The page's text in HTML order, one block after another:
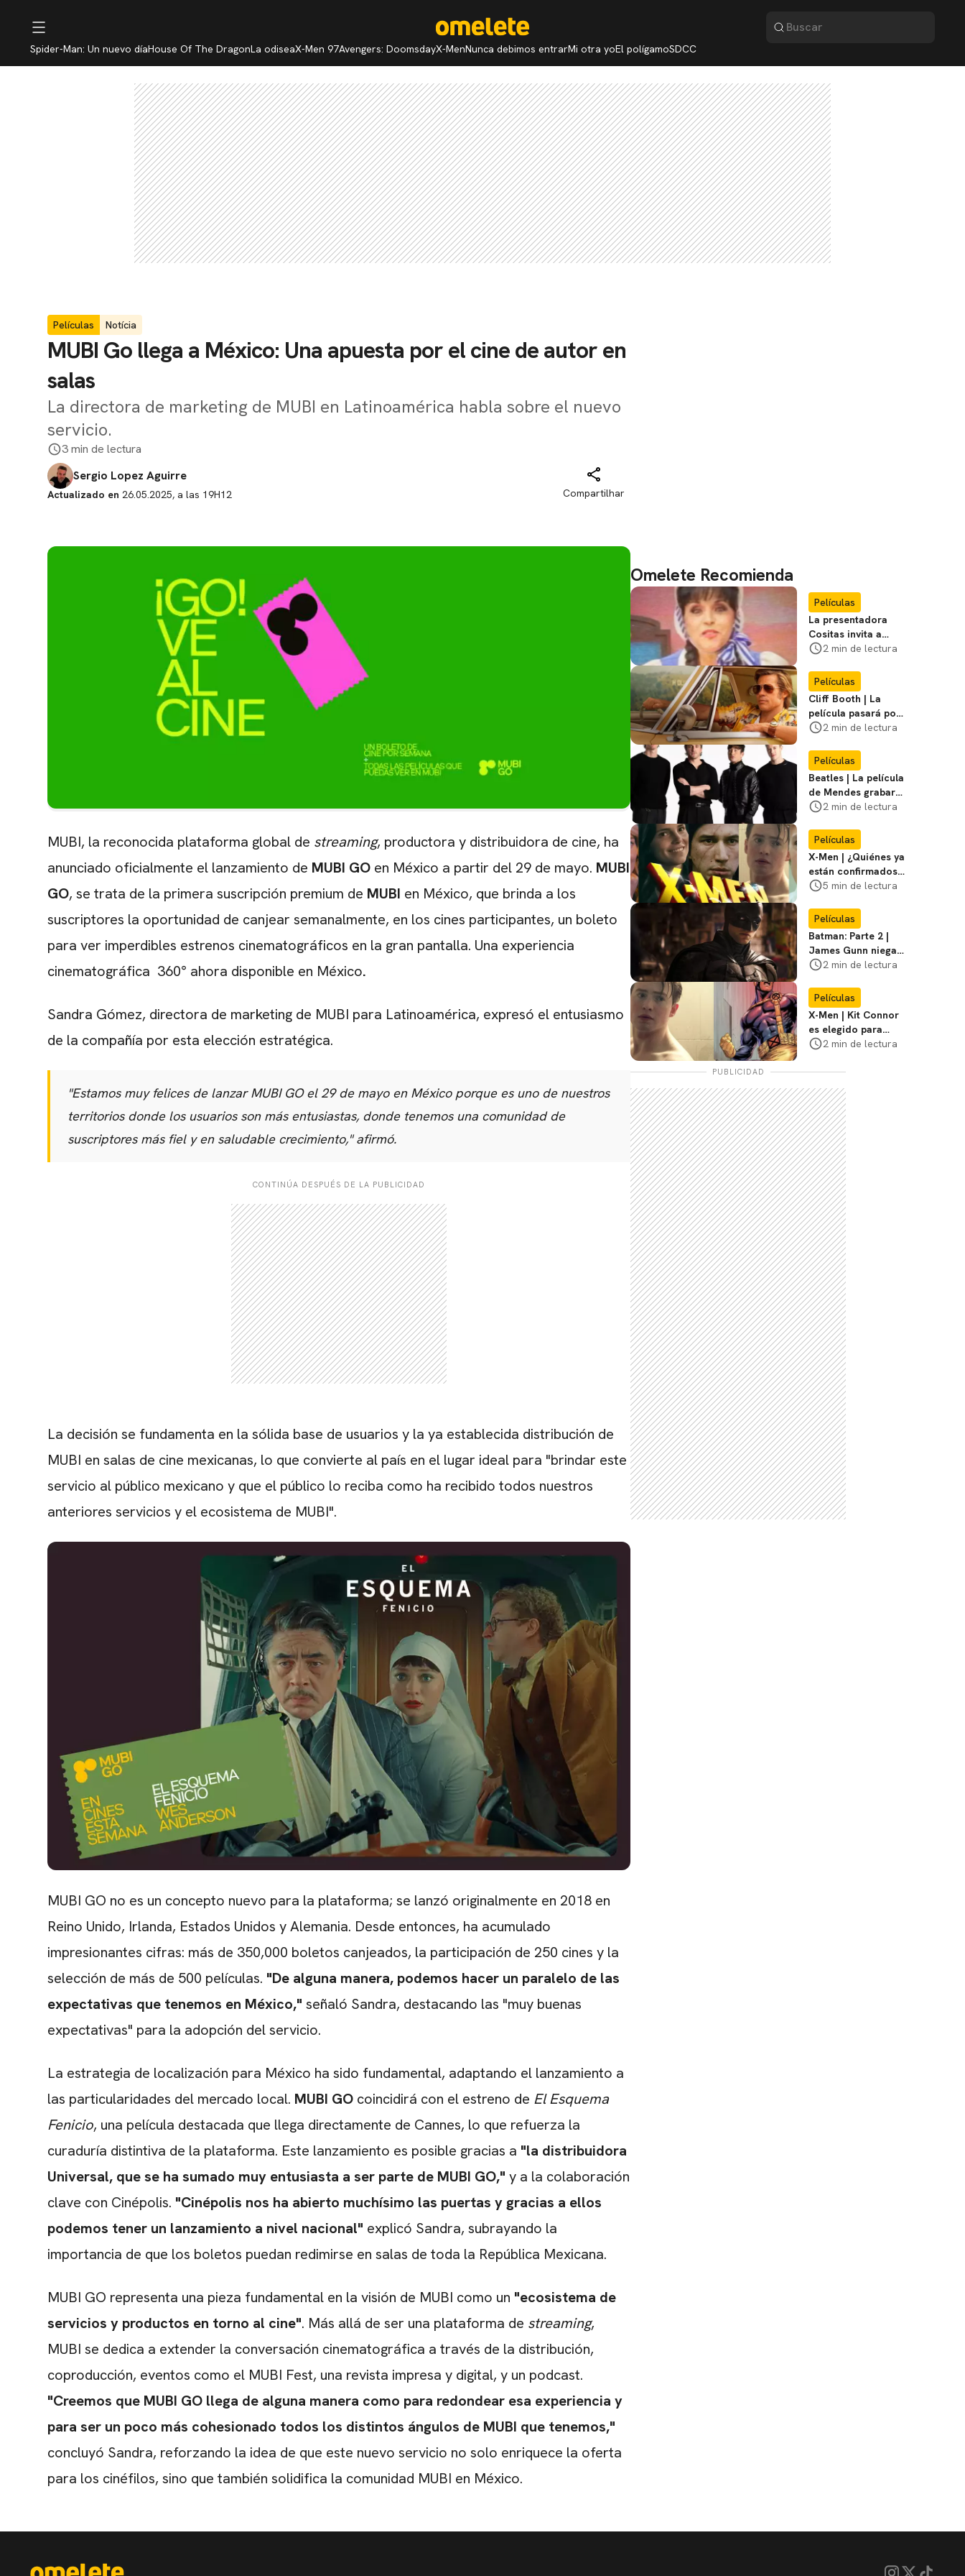
Spider-Man: Un nuevo díaHouse Of The DragonLa odiseaX-Men 97Avengers: DoomsdayX-MenNunca debimos entrarMi otra yoEl polígamoSDCC
Películas Notícia
MUBI Go llega a México: Una apuesta por el cine de autor en
salas
La directora de marketing de MUBI en Latinoamérica habla sobre el nuevo
servicio.
3 min de lectura
Sergio Lopez Aguirre
Actualizado en 26.05.2025, a las 19H12 Compartilhar
MUBI, la reconocida plataforma global de streaming, productora y distribuidora de cine, ha
anunciado oficialmente el lanzamiento de MUBI GO en México a partir del 29 de mayo. MUBI
GO, se trata de la primera suscripción premium de MUBI en México, que brinda a los
suscriptores la oportunidad de canjear semanalmente, en los cines participantes, un boleto
para ver imperdibles estrenos cinematográficos en la gran pantalla. Una experiencia
cinematográfica 360° ahora disponible en México.
Sandra Gómez, directora de marketing de MUBI para Latinoamérica, expresó el entusiasmo
de la compañía por esta elección estratégica.
"Estamos muy felices de lanzar MUBI GO el 29 de mayo en México porque es uno de nuestros
territorios donde los usuarios son más entusiastas, donde tenemos una comunidad de
suscriptores más fiel y en saludable crecimiento," afirmó.
CONTINÚA DESPUÉS DE LA PUBLICIDAD
La decisión se fundamenta en la sólida base de usuarios y la ya establecida distribución de
MUBI en salas de cine mexicanas, lo que convierte al país en el lugar ideal para "brindar este
servicio al público mexicano y que el público lo reciba como ha recibido todos nuestros
anteriores servicios y el ecosistema de MUBI".
MUBI GO no es un concepto nuevo para la plataforma; se lanzó originalmente en 2018 en
Reino Unido, Irlanda, Estados Unidos y Alemania. Desde entonces, ha acumulado
impresionantes cifras: más de 350,000 boletos canjeados, la participación de 250 cines y la
selección de más de 500 películas. "De alguna manera, podemos hacer un paralelo de las
expectativas que tenemos en México," señaló Sandra, destacando las "muy buenas
expectativas" para la adopción del servicio.
La estrategia de localización para México ha sido fundamental, adaptando el lanzamiento a
las particularidades del mercado local. MUBI GO coincidirá con el estreno de El Esquema
Fenicio, una película destacada que llega directamente de Cannes, lo que refuerza la
curaduría distintiva de la plataforma. Este lanzamiento es posible gracias a "la distribuidora
Universal, que se ha sumado muy entusiasta a ser parte de MUBI GO," y a la colaboración
clave con Cinépolis. "Cinépolis nos ha abierto muchísimo las puertas y gracias a ellos
podemos tener un lanzamiento a nivel nacional" explicó Sandra, subrayando la
importancia de que los boletos puedan redimirse en salas de toda la República Mexicana.
MUBI GO representa una pieza fundamental en la visión de MUBI como un "ecosistema de
servicios y productos en torno al cine". Más allá de ser una plataforma de streaming,
MUBI se dedica a extender la conversación cinematográfica a través de la distribución,
coproducción, eventos como el MUBI Fest, una revista impresa y digital, y un podcast.
"Creemos que MUBI GO llega de alguna manera como para redondear esa experiencia y
para ser un poco más cohesionado todos los distintos ángulos de MUBI que tenemos,"
concluyó Sandra, reforzando la idea de que este nuevo servicio no solo enriquece la oferta
para los cinéfilos, sino que también solidifica la comunidad MUBI en México.
Omelete Recomienda
Películas
La presentadora
Cositas invita a
visitar el
Miasma
2 min de lectura
Películas
Cliff Booth | La
película pasará por
nuevas filmaciones
2 min de lectura
Películas
Beatles | La película
de Mendes grabará
escenas en la
2 min de lectura
Películas
X-Men | ¿Quiénes ya
están confirmados
en la película de
favoritos
5 min de lectura
Películas
Batman: Parte 2 |
James Gunn niega
que se filme la parte
2 min de lectura
Películas
X-Men | Kit Connor
es elegido para
interpretar a
película
2 min de lectura
PUBLICIDAD